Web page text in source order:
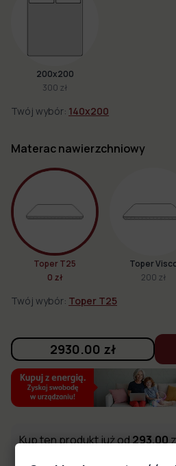
200x200
300 zł
Twój wybór: 140x200
Materac nawierzchniowy
Toper T25
0 zł
Toper
200 zł
Twój wybór: Toper T25
2930.00 zł
Kup ten produkt już od293.00